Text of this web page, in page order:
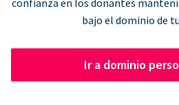
confianza en los donantes
bajo el dominio de
Ir a dominio